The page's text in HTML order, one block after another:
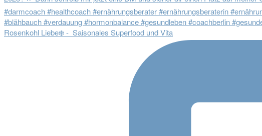
Rosenkohl Liebe❄️ - Saisonales Superfood und Vita